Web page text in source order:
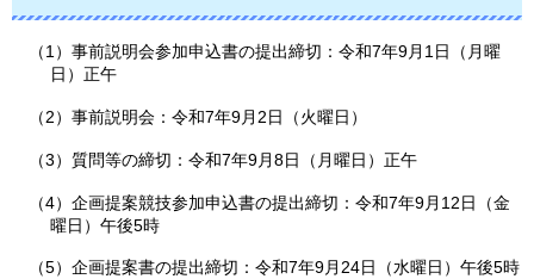
（1）事前説明会参加申込書の提出締切：令和7年9月1日（月曜
日）正午
（2）事前説明会：令和7年9月2日（火曜日）
（3）質問等の締切：令和7年9月8日（月曜日）正午
（4）企画提案競技参加申込書の提出締切：令和7年9月12日（金
曜日）午後5時
（5）企画提案書の提出締切：令和7年9月24日（水曜日）午後5時